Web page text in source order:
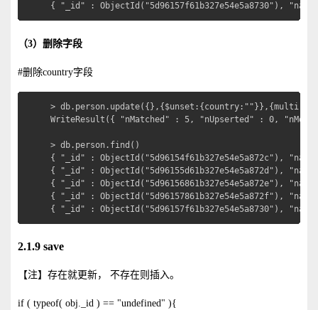
{ "_id" : ObjectId("5d96157f61b327e54e5a8730"),
（3）删除字段
#删除country字段
>
WriteResult({ "nMatched" : 5, "nUpserted" : 0,
> db.person.find()
{ "_id" : ObjectId("5d96154f61b327e54e5a872c"),
{ "_id" : ObjectId("5d96155d61b327e54e5a872d"),
{ "_id" : ObjectId("5d96156861b327e54e5a872e"),
{ "_id" : ObjectId("5d96157861b327e54e5a872f"),
{ "_id" : ObjectId("5d96157f61b327e54e5a8730"),
2.1.9 save
【注】存在就更新， 不存在则插入。
if ( typeof( obj._id ) == "undefined" ){